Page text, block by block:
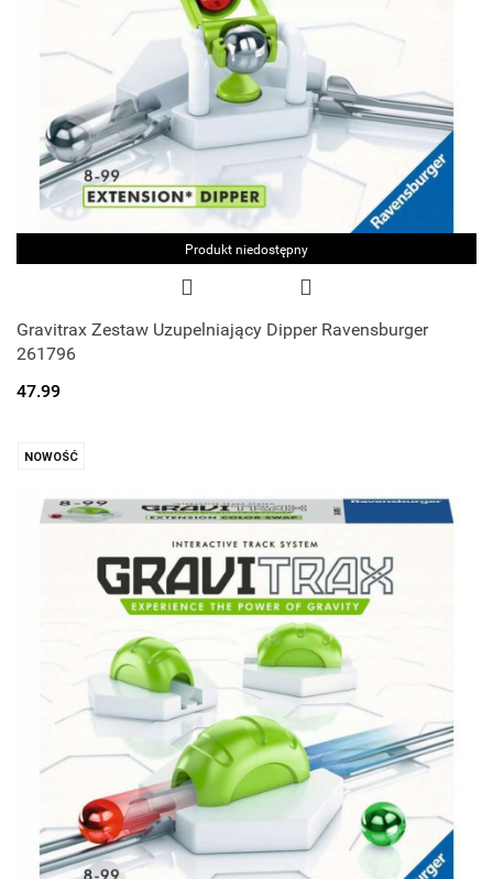
Produkt niedostępny
Gravitrax Zestaw Uzupelniający Dipper Ravensburger
261796
47.99
NOWOŚĆ